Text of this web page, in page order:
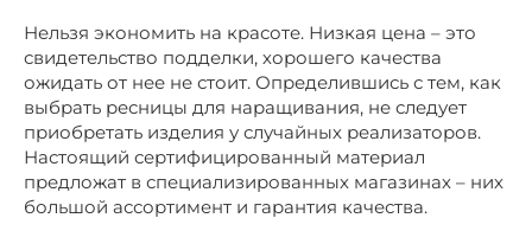
Нельзя экономить на красоте. Низкая цена – это
свидетельство подделки, хорошего качества
ожидать от нее не стоит. Определившись с тем, как
выбрать ресницы для наращивания, не следует
приобретать изделия у случайных реализаторов.
Настоящий сертифицированный материал
предложат в специализированных магазинах – них
большой ассортимент и гарантия качества.